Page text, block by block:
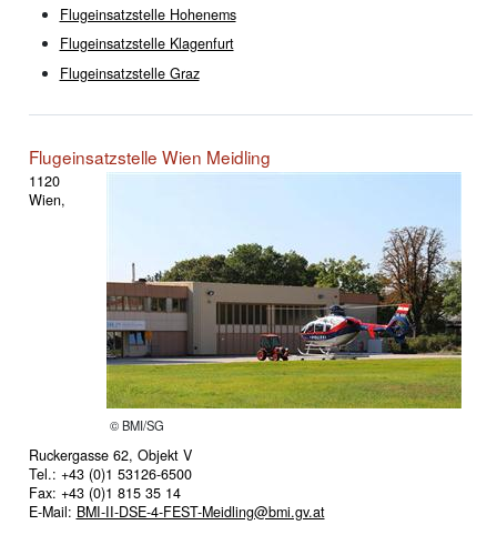
Flugeinsatzstelle Hohenems
Flugeinsatzstelle Klagenfurt
Flugeinsatzstelle Graz
Flugeinsatzstelle Wien Meidling
© BMI/SG
1120
Wien,
Ruckergasse 62, Objekt V
Tel.: +43 (0)1 53126-6500
Fax: +43 (0)1 815 35 14
E-Mail: BMI-II-DSE-4-FEST-Meidling@bmi.gv.at